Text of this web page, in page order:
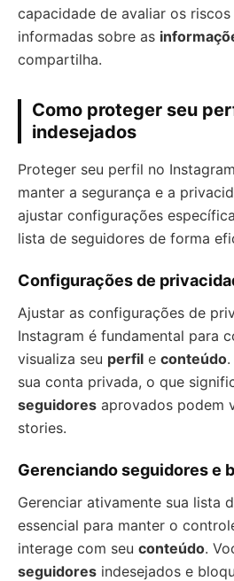
capacidade de avaliar os
informadas sobre as
compartilha.
Como proteger seu
indesejados
Proteger seu perfil no
manter a segurança e a
ajustar configurações
lista de seguidores de forma
Configurações de
Ajustar as configurações de
Instagram é fundamental para
visualiza seu perfil e conteúdo
sua conta privada, o que
seguidores aprovados podem
stories.
Gerenciando seguidores e
Gerenciar ativamente sua lista
essencial para manter o
interage com seu conteúdo.
seguidores indesejados e